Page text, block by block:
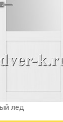
лед